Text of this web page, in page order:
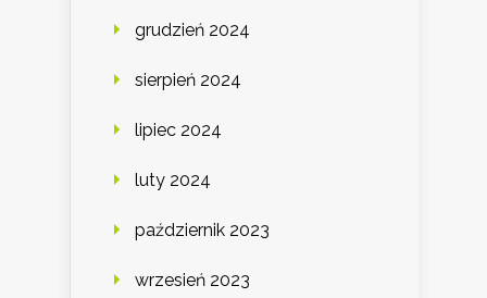
grudzień 2024
sierpień 2024
lipiec 2024
luty 2024
październik 2023
wrzesień 2023